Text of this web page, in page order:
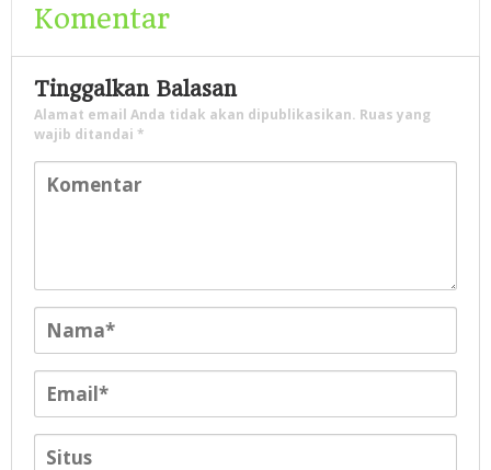
Komentar
Tinggalkan Balasan
Alamat email Anda tidak akan dipublikasikan. Ruas yang
wajib ditandai *